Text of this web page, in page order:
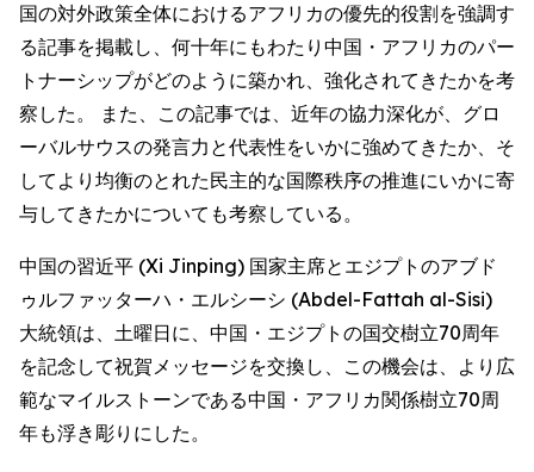
国の対外政策全体におけるアフリカの優先的役割を強調す
る記事を掲載し、何十年にもわたり中国・アフリカのパー
トナーシップがどのように築かれ、強化されてきたかを考
察した。 また、この記事では、近年の協力深化が、グロ
ーバルサウスの発言力と代表性をいかに強めてきたか、そ
してより均衡のとれた民主的な国際秩序の推進にいかに寄
与してきたかについても考察している。
中国の習近平 (Xi Jinping) 国家主席とエジプトのアブド
ゥルファッターハ・エルシーシ (Abdel-Fattah al-Sisi)
大統領は、土曜日に、中国・エジプトの国交樹立70周年
を記念して祝賀メッセージを交換し、この機会は、より広
範なマイルストーンである中国・アフリカ関係樹立70周
年も浮き彫りにした。